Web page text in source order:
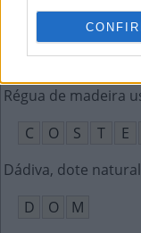
Oposto de recusar:
A
C E I T
Régua de madeira
C
O S T E
Dádiva, dote natural
D
O
M